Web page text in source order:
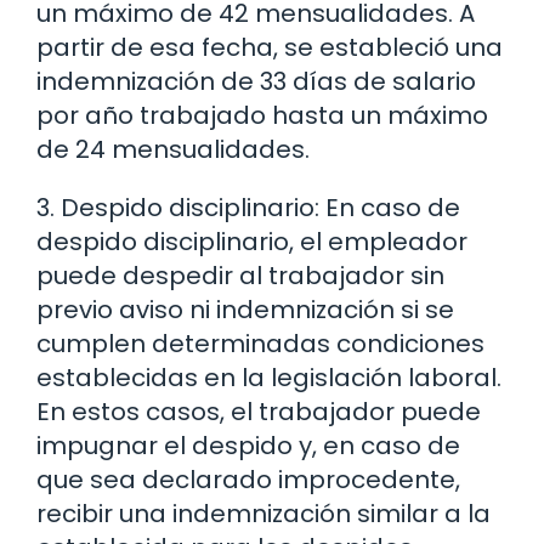
un máximo de 42 mensualidades. A
partir de esa fecha, se estableció una
indemnización de 33 días de salario
por año trabajado hasta un máximo
de 24 mensualidades.
3. Despido disciplinario: En caso de
despido disciplinario, el empleador
puede despedir al trabajador sin
previo aviso ni indemnización si se
cumplen determinadas condiciones
establecidas en la legislación laboral.
En estos casos, el trabajador puede
impugnar el despido y, en caso de
que sea declarado improcedente,
recibir una indemnización similar a la